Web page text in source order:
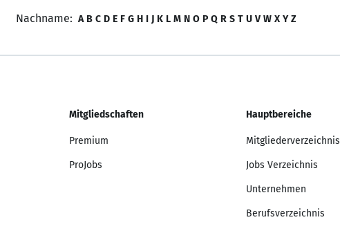
Nachname: A B C D E F G H I J K L M N O P Q R S T U V W X Y Z
Mitgliedschaften
Premium
ProJobs
Hauptbereiche
Mitgliederverzeichnis
Jobs Verzeichnis
Unternehmen
Berufsverzeichnis